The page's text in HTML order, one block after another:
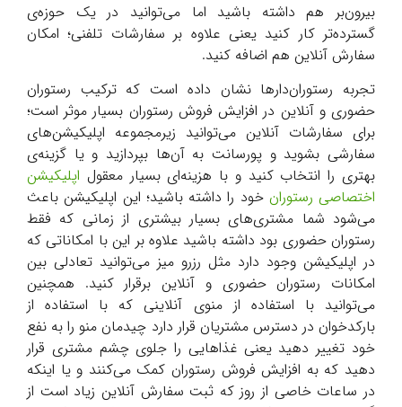
بیرون‌بر هم داشته باشید اما می‌توانید در یک حوزه‌ی
گسترده‌تر کار کنید یعنی علاوه بر سفارشات تلفنی؛ امکان
سفارش آنلاین هم اضافه کنید.
تجربه رستوران‌دارها نشان داده است که ترکیب رستوران
حضوری و آنلاین در افزایش فروش رستوران بسیار موثر است؛
برای سفارشات آنلاین می‌توانید زیرمجموعه اپلیکیشن‌های
سفارشی بشوید و پورسانت به آن‌ها بپردازید و یا گزینه‌ی
بهتری را انتخاب کنید و با هزینه‌ای بسیار معقول اپلیکیشن
اختصاصی رستوران خود را داشته باشید؛ این اپلیکیشن باعث
می‌شود شما مشتری‌های بسیار بیشتری از زمانی که فقط
رستوران حضوری بود داشته باشید علاوه بر این با امکاناتی که
در اپلیکیشن وجود دارد مثل رزرو میز می‌توانید تعادلی بین
امکانات رستوران حضوری و آنلاین برقرار کنید. همچنین
می‌توانید با استفاده از منوی آنلاینی که با استفاده از
بارکدخوان در دسترس مشتریان قرار دارد چیدمان منو را به نفع
خود تغییر دهید یعنی غذاهایی را جلوی چشم مشتری قرار
دهید که به افزایش فروش رستوران کمک می‌کنند و یا اینکه
در ساعات خاصی از روز که ثبت سفارش آنلاین زیاد است از